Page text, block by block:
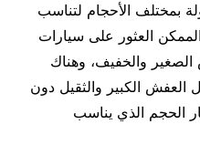
بمختلف الأحجام لتناسب
العثور على سيارات
والخفيف، وهناك
العفش الكبير والثقيل دون
الحجم الذي يناسب